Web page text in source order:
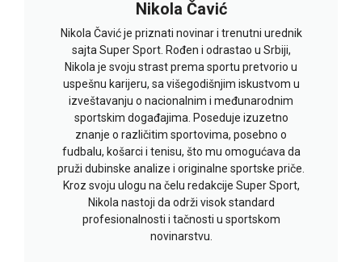
Nikola Čavić
Nikola Čavić je priznati novinar i trenutni urednik
sajta Super Sport. Rođen i odrastao u Srbiji,
Nikola je svoju strast prema sportu pretvorio u
uspešnu karijeru, sa višegodišnjim iskustvom u
izveštavanju o nacionalnim i međunarodnim
sportskim događajima. Poseduje izuzetno
znanje o različitim sportovima, posebno o
fudbalu, košarci i tenisu, što mu omogućava da
pruži dubinske analize i originalne sportske priče.
Kroz svoju ulogu na čelu redakcije Super Sport,
Nikola nastoji da održi visok standard
profesionalnosti i tačnosti u sportskom
novinarstvu.